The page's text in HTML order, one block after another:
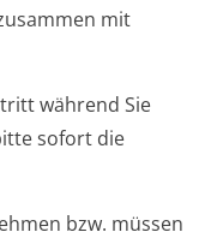
mit
während Sie
sofort die
bzw. müssen